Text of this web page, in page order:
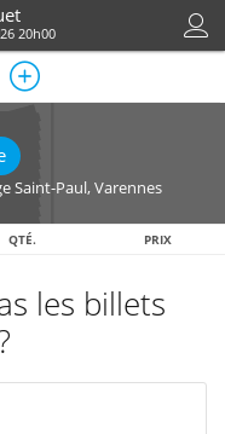
20h00
Saint-Paul,Varennes
QTÉ. PRIX
les billets